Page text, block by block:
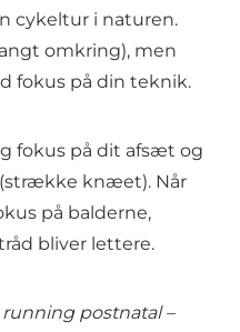
cykeltur i naturen.
omkring), men
fokus på din teknik.
fokus på dit afsæt og
knæet). Når
på balderne,
bliver lettere.
postnatal –